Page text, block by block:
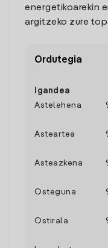
energetikoarekin
argitzeko zure
Ordutegia
Igandea
Astelehena
Asteartea
Asteazkena
Osteguna
Ostirala